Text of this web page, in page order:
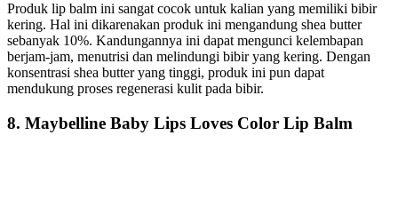
Produk lip balm ini sangat cocok untuk kalian yang memiliki bibir
kering. Hal ini dikarenakan produk ini mengandung shea butter
sebanyak 10%. Kandungannya ini dapat mengunci kelembapan
berjam-jam, menutrisi dan melindungi bibir yang kering. Dengan
konsentrasi shea butter yang tinggi, produk ini pun dapat
mendukung proses regenerasi kulit pada bibir.
8. Maybelline Baby Lips Loves Color Lip Balm